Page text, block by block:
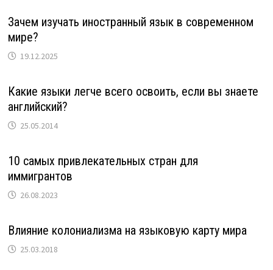
Зачем изучать иностранный язык в современном
мире?
19.12.2025
Какие языки легче всего освоить, если вы знаете
английский?
25.05.2014
10 самых привлекательных стран для
иммигрантов
26.08.2023
Влияние колониализма на языковую карту мира
25.03.2018